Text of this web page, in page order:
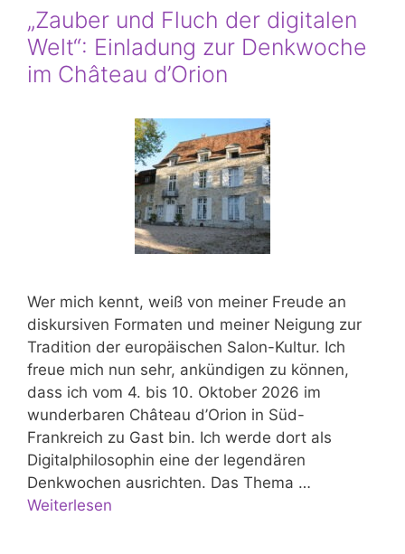
„Zauber und Fluch der digitalen
Welt“: Einladung zur Denkwoche
im Château d’Orion
Wer mich kennt, weiß von meiner Freude an
diskursiven Formaten und meiner Neigung zur
Tradition der europäischen Salon-Kultur. Ich
freue mich nun sehr, ankündigen zu können,
dass ich vom 4. bis 10. Oktober 2026 im
wunderbaren Château d’Orion in Süd-
Frankreich zu Gast bin. Ich werde dort als
Digitalphilosophin eine der legendären
Denkwochen ausrichten. Das Thema …
Weiterlesen